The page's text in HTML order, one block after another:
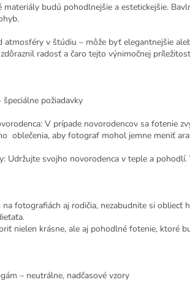
materiály budú pohodlnejšie a estetickejšie.
atmosféry v štúdiu – môže byť elegantnejšie
radosť a čaro tejto výnimočnej
požiadavky
V prípade novorodencov sa fotenie
oblečenia, aby fotograf mohol jemne meniť
Udržujte svojho novorodenca v teple a
fotografiách aj rodičia, nezabudnite si obliecť
nielen krásne, ale aj pohodlné fotenie, ktoré
– neutrálne, nadčasové vzory